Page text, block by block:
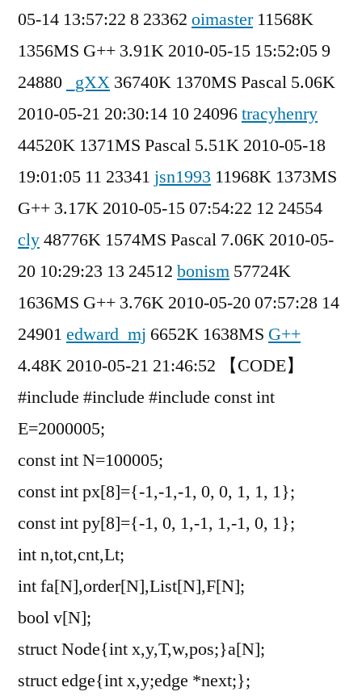
05-14 13:57:22 8 23362 oimaster11568K
1356MS G++ 3.91K 2010-05-15 15:52:05 9
24880
_gXX 36740K 1370MS Pascal 5.06K
2010-05-21 20:30:14 10 24096tracyhenry
44520K 1371MS Pascal 5.51K 2010-05-18
19:01:05 11 23341 jsn1993 11968K 1373MS
G++ 3.17K 2010-05-15 07:54:22 12 24554
cly48776K 1574MS Pascal 7.06K 2010-05-
20 10:29:23 13 24512 bonism 57724K
1636MS G++ 3.76K 2010-05-20 07:57:28 14
24901 edward_mj 6652K 1638MS G++
4.48K 2010-05-21 21:46:52 【CODE】
#include #include #include const int
E=2000005;
const int N=100005;
const int px[8]={-1,-1,-1, 0, 0, 1, 1, 1};
const int py[8]={-1, 0, 1,-1, 1,-1, 0, 1};
int n,tot,cnt,Lt;
int fa[N],order[N],List[N],F[N];
bool v[N];
struct Node{int x,y,T,w,pos;}a[N];
struct edge{int x,y;edge *next;};